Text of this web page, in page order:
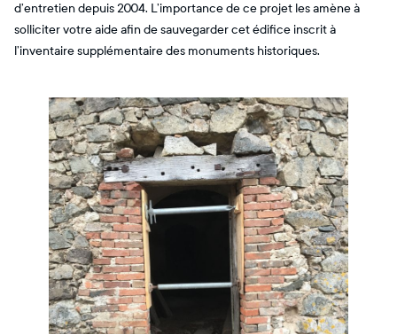
d’entretien depuis 2004. L’importance de ce projet les amène à
solliciter votre aide afin de sauvegarder cet édifice inscrit à
l’inventaire supplémentaire des monuments historiques.